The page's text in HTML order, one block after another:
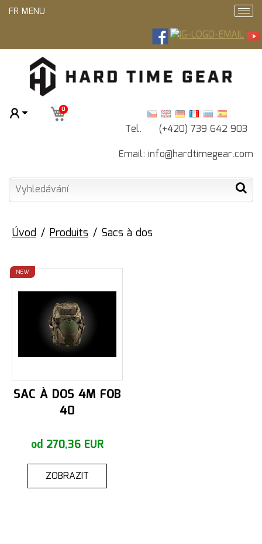
Tel. (+420) 739 642 903
Email: info@hardtimegear.com
0
FR MENU
Úvod Produits Sacs à dos
NEW
SAC À DOS 4M FOB
40
od 270,36 EUR
ZOBRAZIT